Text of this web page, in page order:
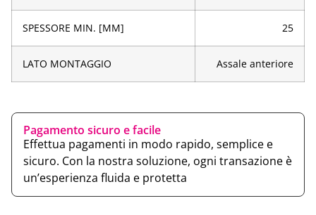
SPESSORE MIN. [MM] 25
LATO MONTAGGIO Assale anteriore
Pagamento sicuro e facile
Effettua pagamenti in modo rapido, semplice e
sicuro. Con la nostra soluzione, ogni transazione è
un’esperienza fluida e protetta